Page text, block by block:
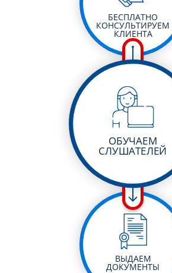
БЕСПЛАТНО
КОНСУЛЬТИРУЕМ
КЛИЕНТА
ОБУЧАЕМ
СЛУШАТЕЛЕЙ
ВЫДАЕМ
ДОКУМЕНТЫ